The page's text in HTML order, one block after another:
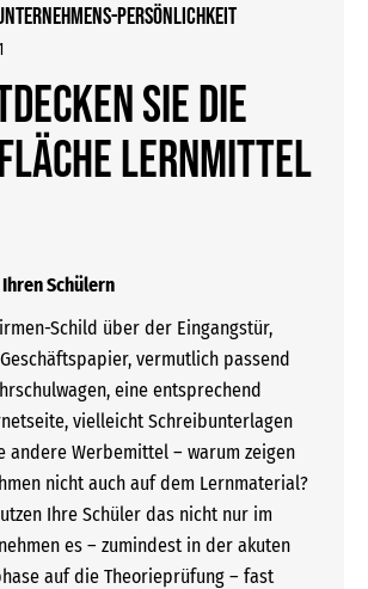
Persönlichkeit
Sie die
Lernmittel
Schülern
Schild über der Eingangstür,
vermutlich passend
eine entsprechend
vielleicht Schreibunterlagen
andere Werbemittel – warum zeigen
nicht auch auf dem Lernmaterial?
Ihre Schüler das nicht nur im
es – zumindest in der akuten
auf die Theorieprüfung – fast